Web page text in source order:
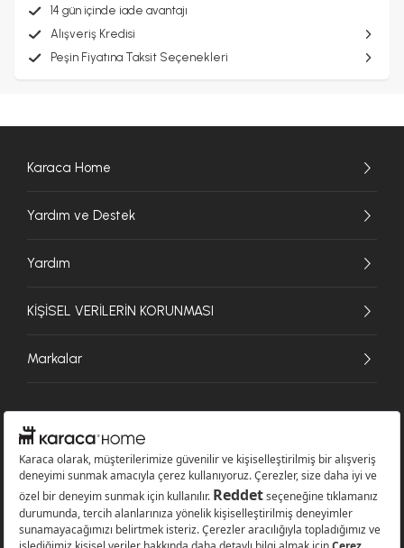
14 gün içinde iade avantajı
Alışveriş Kredisi
Peşin Fiyatına Taksit Seçenekleri
Karaca Home
Yardım ve Destek
Yardım
KİŞİSEL VERİLERİN KORUNMASI
Markalar